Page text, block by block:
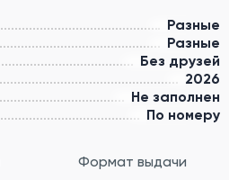
Разные
Разные
Без друзей
2026
Не заполнен
По номеру
Формат выдачи